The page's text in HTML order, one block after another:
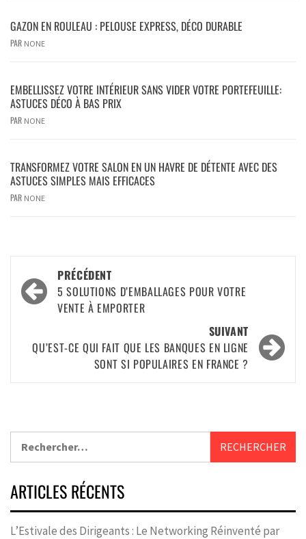
GAZON EN ROULEAU : PELOUSE EXPRESS, DÉCO DURABLE
PAR NONE
EMBELLISSEZ VOTRE INTÉRIEUR SANS VIDER VOTRE PORTEFEUILLE:
ASTUCES DÉCO À BAS PRIX
PAR NONE
TRANSFORMEZ VOTRE SALON EN UN HAVRE DE DÉTENTE AVEC DES
ASTUCES SIMPLES MAIS EFFICACES
PAR NONE
PRÉCÉDENT
5 SOLUTIONS D’EMBALLAGES POUR VOTRE
VENTE À EMPORTER
SUIVANT
QU’EST-CE QUI FAIT QUE LES BANQUES EN LIGNE
SONT SI POPULAIRES EN FRANCE ?
ARTICLES RÉCENTS
L’Estivale des Dirigeants : Le Networking Réinventé par